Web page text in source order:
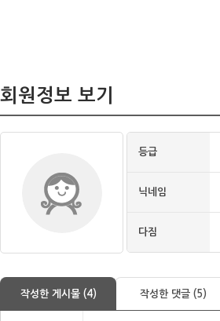
회원정보 보기
등급
닉네임
다짐
작성한 게시물 (4) 작성한 댓글 (5)